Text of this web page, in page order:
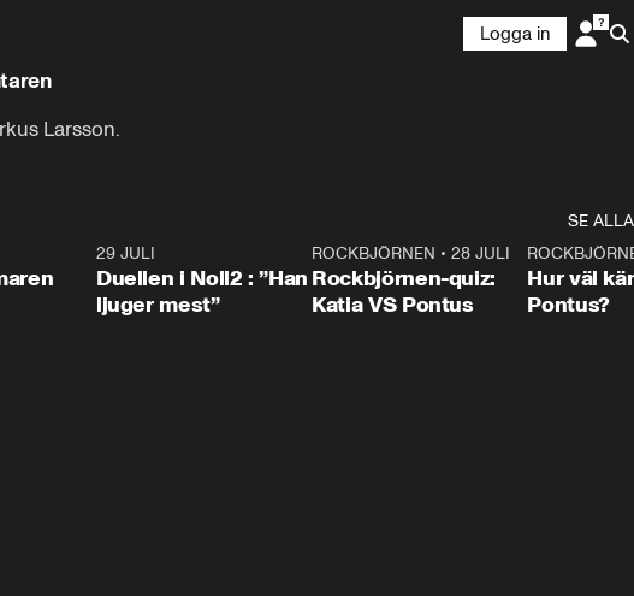
Logga in
Larsson.
SE ALLA
29 JULI
Duellen i Noll2 : ”Han
ljuger mest”
0:15
ROCKBJÖRNEN •28 JULI
Rockbjörnen-quiz:
Katia VS Pontus
Hur väl
Pontus?